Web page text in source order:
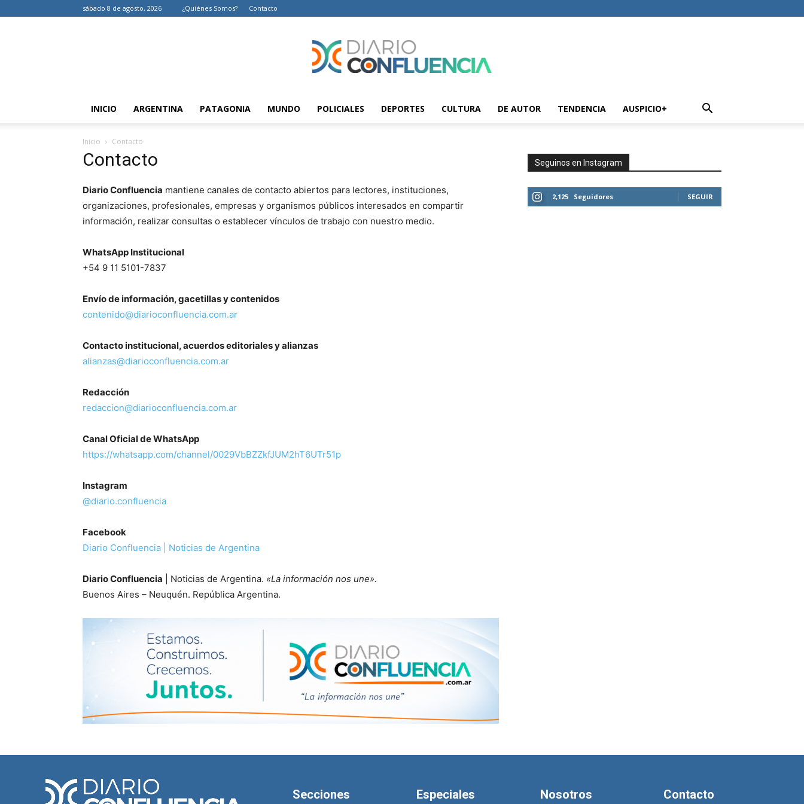
sábado 8 de agosto, 2026 ¿Quiénes Somos? Contacto
Diario
Confluencia
INICIO ARGENTINA PATAGONIA MUNDO POLICIALES DEPORTES CULTURA DE AUTOR TENDENCIA AUSPICIO+
Inicio Contacto
Contacto
Diario Confluencia mantiene canales de contacto abiertos para lectores, instituciones,
organizaciones, profesionales, empresas y organismos públicos interesados en compartir
información, realizar consultas o establecer vínculos de trabajo con nuestro medio.
WhatsApp Institucional
+54 9 11 5101-7837
Envío de información, gacetillas y contenidos
contenido@diarioconfluencia.com.ar
Contacto institucional, acuerdos editoriales y alianzas
alianzas@diarioconfluencia.com.ar
Redacción
redaccion@diarioconfluencia.com.ar
Canal Oficial de WhatsApp
https://whatsapp.com/channel/0029VbBZZkfJUM2hT6UTr51p
Instagram
@diario.confluencia
Facebook
Diario Confluencia | Noticias de Argentina
Diario Confluencia | Noticias de Argentina. «La información nos une».
Buenos Aires – Neuquén. República Argentina.
Seguinos en Instagram
2,125 Seguidores SEGUIR
Secciones Especiales Nosotros Contacto